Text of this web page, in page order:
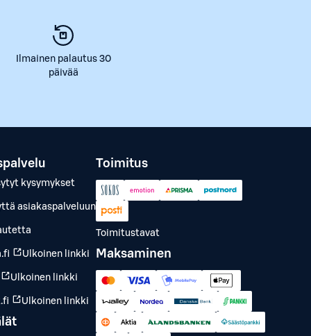
Ilmainen palautus 30
päivää
kysymykset
asiakaspalveluun
Ulkoinen linkki
Ulkoinen linkki
Ulkoinen linkki
Toimitus
Toimitustavat
Maksaminen